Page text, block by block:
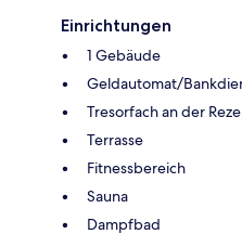
Einrichtungen
1 Gebäude
Geldautomat/
Tresorfach an der
Terrasse
Fitnessbereich
Sauna
Dampfbad